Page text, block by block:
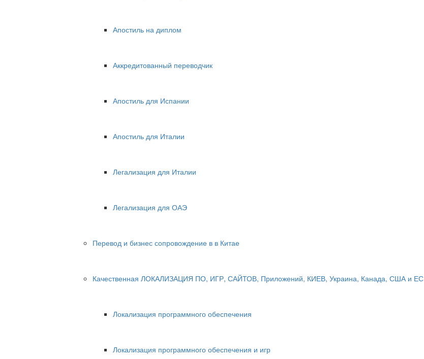
Апостиль на диплом
Аккредитованный переводчик
Апостиль для Испании
Апостиль для Италии
Легализация для Италии
Легализация для ОАЭ
Перевод и бизнес сопровождение в в Китае
Качественная ЛОКАЛИЗАЦИЯ ПО, ИГР, САЙТОВ, Приложений, КИЕВ, Украина, Канада, США и ЕС
Локализация программного обеспечения
Локализация программного обеспечения и игр